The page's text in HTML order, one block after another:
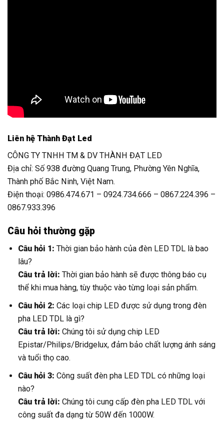
Liên hệ Thành Đạt Led
CÔNG TY TNHH TM & DV THÀNH ĐẠT LED
Địa chỉ: Số 938 đường Quang Trung, Phường Yên Nghĩa,
Thành phố Bắc Ninh, Việt Nam.
Điện thoại: 0986.474.671 – 0924.734.666 – 0867.224.396 –
0867.933.396
Câu hỏi thường gặp
Câu hỏi 1: Thời gian bảo hành của đèn LED TDL là bao
lâu?
Câu trả lời: Thời gian bảo hành sẽ được thông báo cụ
thể khi mua hàng, tùy thuộc vào từng loại sản phẩm.
Câu hỏi 2: Các loại chip LED được sử dụng trong đèn
pha LED TDL là gì?
Câu trả lời: Chúng tôi sử dụng chip LED
Epistar/Philips/Bridgelux, đảm bảo chất lượng ánh sáng
và tuổi thọ cao.
Câu hỏi 3: Công suất đèn pha LED TDL có những loại
nào?
Câu trả lời: Chúng tôi cung cấp đèn pha LED TDL với
công suất đa dạng từ 50W đến 1000W.